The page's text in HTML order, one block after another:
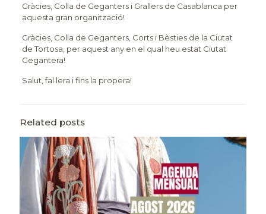
Gràcies, Colla de Geganters i Grallers de Casablanca per
aquesta gran organització!
Gràcies, Colla de Geganters, Corts i Bèsties de la Ciutat
de Tortosa, per aquest any en el qual heu estat Ciutat
Gegantera!
Salut, fal·lera i fins la propera!
Related posts